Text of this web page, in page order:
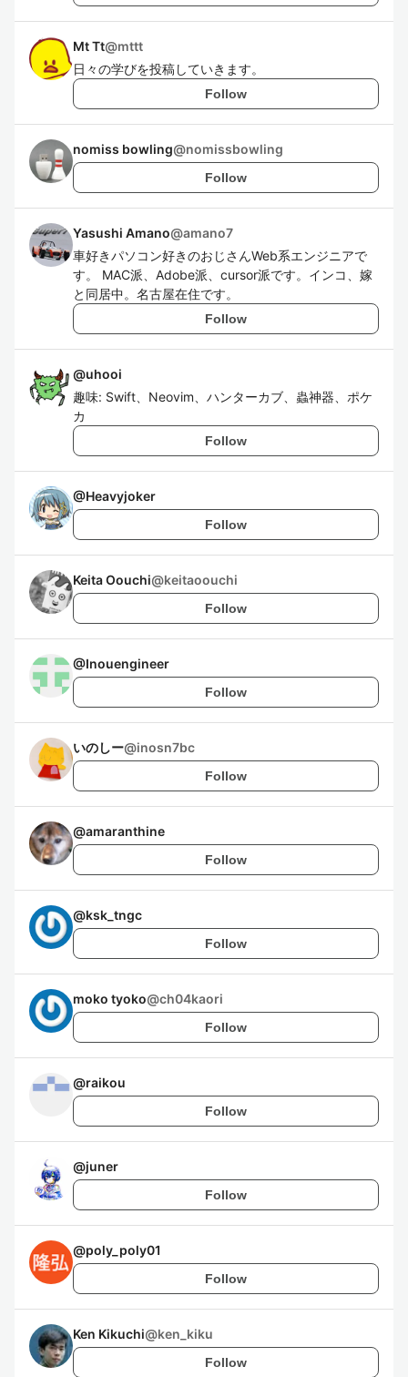
Mt Tt@mttt
日々の学びを投稿していきます。
Follow
nomiss bowling@nomissbowling
Follow
Yasushi Amano@amano7
車好きパソコン好きのおじさんWeb系エンジニアで
す。 MAC派、Adobe派、cursor派です。インコ、嫁
と同居中。名古屋在住です。
Follow
@uhooi
趣味: Swift、Neovim、ハンターカブ、蟲神器、ポケ
カ
Follow
@Heavyjoker
Follow
Keita Oouchi@keitaoouchi
Follow
@Inouengineer
Follow
いのしー@inosn7bc
Follow
@amaranthine
Follow
@ksk_tngc
Follow
moko tyoko@ch04kaori
Follow
@raikou
Follow
@juner
Follow
@poly_poly01
Follow
Ken Kikuchi@ken_kiku
Follow